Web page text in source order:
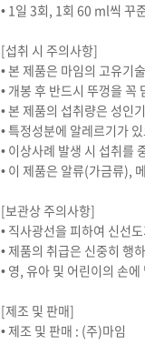
• 1일 3회, 1회 60 ml씩 꾸
[섭취 시 주의사항]
• 본 제품은 마임의 고유기
• 개봉 후 반드시 뚜껑을 꼭
• 본 제품의 섭취량은 성인
• 특정성분에 알레르기가
• 이상사례 발생 시 섭취를
• 이 제품은 알류(가금류),
[보관상 주의사항]
• 직사광선을 피하여 신선
• 제품의 취급은 신중히 행
• 영, 유아 및 어린이의 손
[제조 및 판매]
• 제조 및 판매 : (주)마임